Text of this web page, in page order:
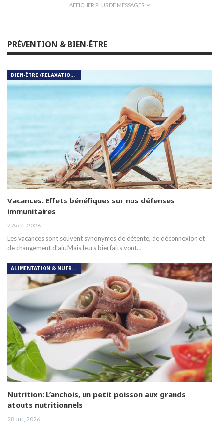
AFFICHER PLUS DE MESSAGES
PRÉVENTION & BIEN-ÊTRE
BIEN-ÊTRE (RELAXATION, MÉDITATION, SOIN DU CORPS)
Vacances: Effets bénéfiques sur nos défenses
immunitaires
2 Août, 2026
Les vacances sont souvent synonymes de détente, de déconnexion et
de changement d’air. Mais leurs bienfaits vont…
ALIMENTATION & NUTRITION
Nutrition: L’anchois, un petit poisson aux grands
atouts nutritionnels
28 Juil, 2026